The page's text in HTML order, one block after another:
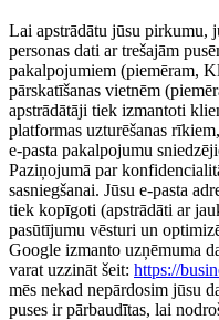
Lai apstrādātu jūsu pirkumu,
personas dati ar trešajām
pakalpojumiem (piemēram,
pārskatīšanas vietnēm
apstrādātāji tiek izmantoti
platformas uzturēšanas
e-pasta pakalpojumu
Paziņojumā par
sasniegšanai. Jūsu e-pasta
tiek kopīgoti (apstrādāti ar
pasūtījumu vēsturi un
Google izmanto uzņēmuma
varat uzzināt šeit: https://
mēs nekad nepārdosim jūsu
puses ir pārbaudītas, lai